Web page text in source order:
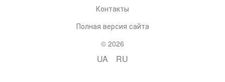
Контакты
Полная версия сайта
© 2026
UA RU